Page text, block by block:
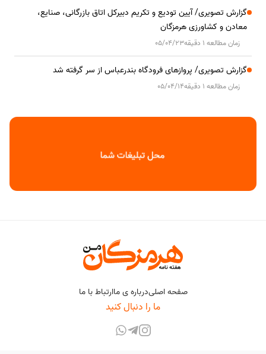
گزارش تصویری/ آیین تودیع و تکریم دبیرکل اتاق بازرگانی، صنایع،
معادن و کشاورزی هرمزگان
زمان مطالعه 1 دقیقه 05/04/23
گزارش تصویری/ پروازهای فرودگاه بندرعباس از سر گرفته شد
زمان مطالعه 1 دقیقه 05/04/14
صفحه اصلیدرباره ی ماارتباط با ما
ما را دنبال کنید